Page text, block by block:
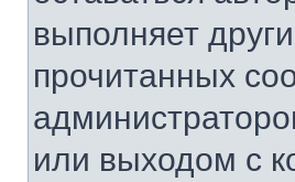
выполняет
прочитанных
или выходом с